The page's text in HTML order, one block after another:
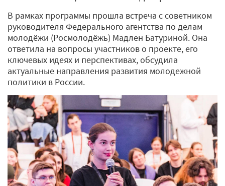
В рамках программы прошла встреча с советником
руководителя Федерального агентства по делам
молодёжи (Росмолодёжь) Мадлен Батуриной. Она
ответила на вопросы участников о проекте, его
ключевых идеях и перспективах, обсудила
актуальные направления развития молодежной
политики в России.